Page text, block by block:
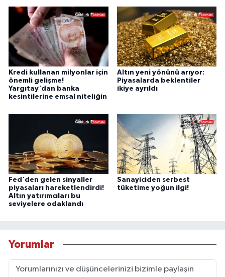
Kredi kullanan milyonlar için
önemli gelişme!
Yargıtay'dan banka
kesintilerine emsal niteliğin
Altın yeni yönünü arıyor:
Piyasalarda beklentiler
ikiye ayrıldı
Fed'den gelen sinyaller
piyasaları hareketlendirdi!
Altın yatırımcıları bu
seviyelere odaklandı
Sanayiciden serbest
tüketime yoğun ilgi!
Yorumlar